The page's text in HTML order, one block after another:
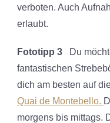
verboten. Auch
erlaubt.
Fototipp 3 Du
fantastischen
dich am besten auf
Quai de Montebello.
morgens bis mittags.